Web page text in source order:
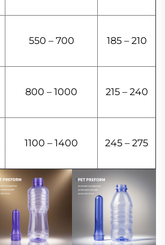
550 – 700 185 – 210
800 – 1000 215 – 240
1100 – 1400 245 – 275